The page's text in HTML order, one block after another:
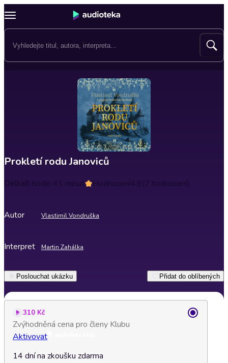
Prokletí rodu Janoviců
Délka8 hodin 41 minut Hodnocení4.9(7 hodnocení)
Autor Vlastimil Vondruška
Interpret Martin Zahálka
Poslouchat ukázku Přidat do oblíbených
310 Kč
Zvýhodněná cena pro členy Klubu
Aktivovat
14 dní na zkoušku zdarma